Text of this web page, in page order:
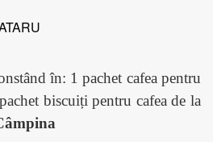
în: 1 pachet cafea pentru
biscuiți pentru cafea de la